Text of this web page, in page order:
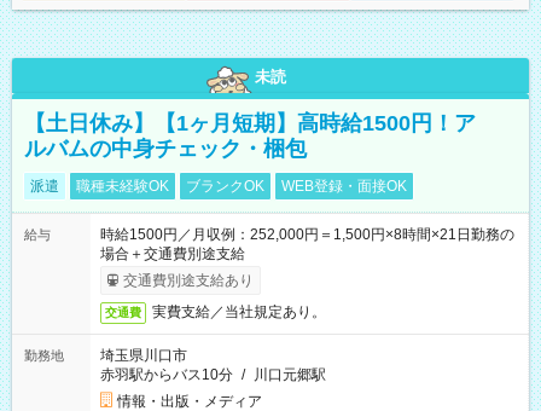
未読
【土日休み】【1ヶ月短期】高時給1500円！ア
ルバムの中身チェック・梱包
派遣 職種未経験OK ブランクOK WEB登録・面接OK
給与
時給1500円／月収例：252,000円＝1,500円×8時間×21日勤務の
場合＋交通費別途支給
交通費別途支給あり
交通費 実費支給／当社規定あり。
勤務地
埼玉県川口市
赤羽駅からバス10分 / 川口元郷駅
情報・出版・メディア